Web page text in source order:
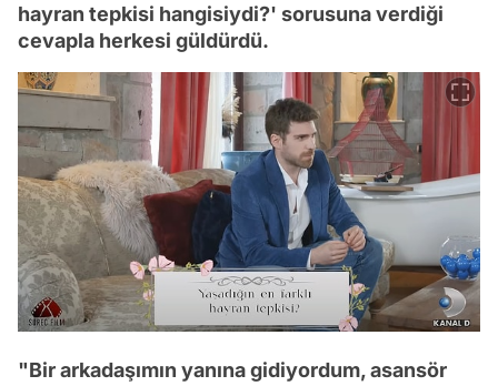
hayran tepkisi hangisiydi?' sorusuna verdiği
cevapla herkesi güldürdü.
"Bir arkadaşımın yanına gidiyordum, asansör